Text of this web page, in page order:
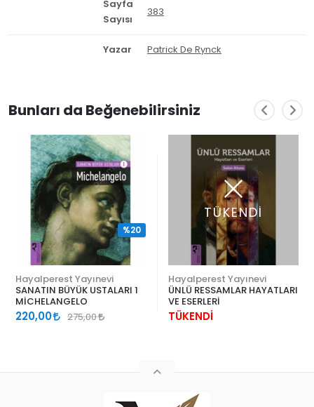
Sayfa
Sayısı
383
Yazar Patrick De Rynck
Bunları da Beğenebilirsiniz
Hayalperest Yayınevi
SANATIN BÜYÜK USTALARI 1
MİCHELANGELO
220,00 275,00
%20
TÜKENDİ
Hayalperest Yayınevi
ÜNLÜ RESSAMLAR HAYATLARI
VE ESERLERİ
TÜKENDİ